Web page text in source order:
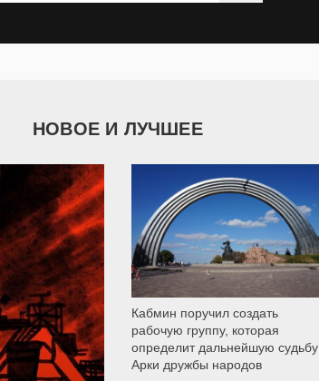
НОВОЕ И ЛУЧШЕЕ
Кабмин поручил создать
рабочую группу, которая
определит дальнейшую судьбу
Арки дружбы народов
9 787